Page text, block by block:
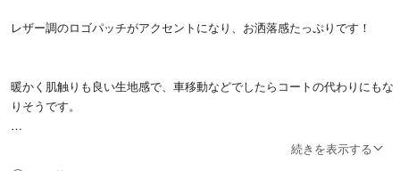
レザー調のロゴパッチがアクセントになり、お洒落感たっぷりです！
暖かく肌触りも良い生地感で、車移動などでしたらコートの代わりにもな
りそうです。
続きを表示する